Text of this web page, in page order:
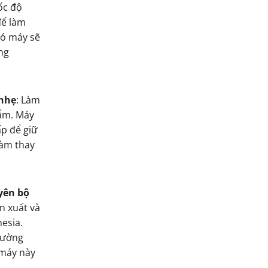
độ
làm
máy sẽ
: Làm
Máy
để giữ
thay
bộ
xuất và
này